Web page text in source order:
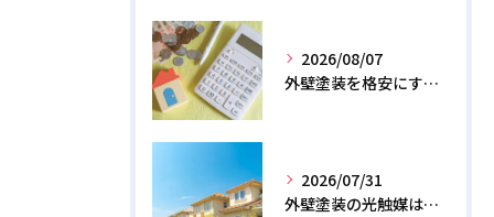
2026/08/07
外壁塗装を格安にする裏ワザ！専門店に直接頼むと数十万浮く？
2026/07/31
外壁塗装の光触媒は効果なし？デメリットと2026年のリアル